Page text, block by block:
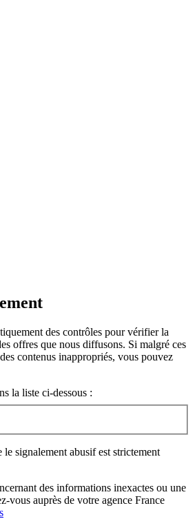
des contrôles pour vérifier la
offres que nous diffusons. Si malgré ces
contenus inappropriés, vous pouvez
la liste ci-dessous :
signalement abusif est strictement
des informations inexactes ou une
vous auprès de votre agence France